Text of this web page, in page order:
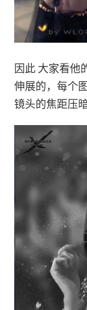
因此 大家看他
伸展的，每个
镜头的焦距压